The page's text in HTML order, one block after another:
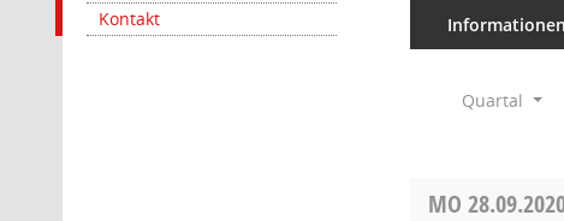
Kontakt
Informationen
Quartal
MO